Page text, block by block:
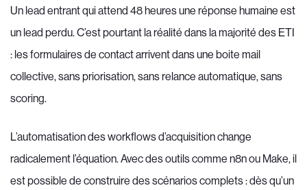
Un lead entrant qui attend 48 heures une réponse humaine est
un lead perdu. C’est pourtant la réalité dans la majorité des ETI
: les formulaires de contact arrivent dans une boite mail
collective, sans priorisation, sans relance automatique, sans
scoring.
L’automatisation des workflows d’acquisition change
radicalement l’équation. Avec des outils comme n8n ou Make, il
est possible de construire des scénarios complets : dès qu’un